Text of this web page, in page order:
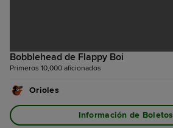
Bobblehead de Flappy Boi
Primeros 10,000 aficionados
Orioles
Información de Boletos